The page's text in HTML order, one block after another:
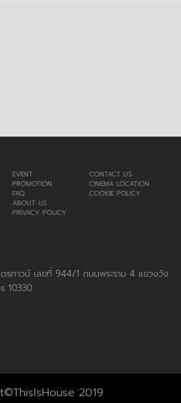
EVENT
PROMOTION
FAQ
ABOUT US
PRIVACY POLICY
CONTACT US
CINEMA LOCATION
COOKIE POLICY
รทาวน์ เลขที่ 944/1 ถนนพระราม 4 แขวงวัง
10330
2019